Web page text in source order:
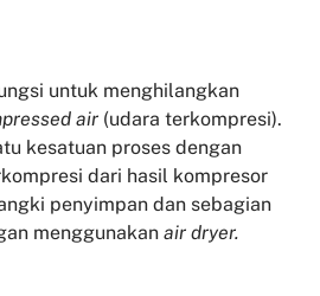
untuk menghilangkan
air (udara terkompresi).
kesatuan proses dengan
dari hasil kompresor
penyimpan dan sebagian
menggunakan air dryer.